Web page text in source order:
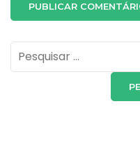
Pesquisar
por: